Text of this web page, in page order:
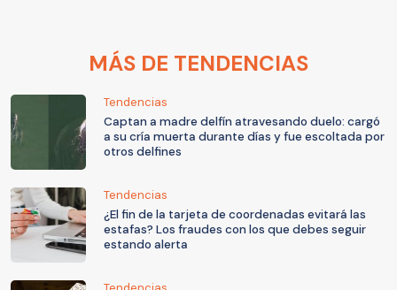
MÁS DE TENDENCIAS
Tendencias
Captan a madre delfín atravesando duelo: cargó
a su cría muerta durante días y fue escoltada por
otros delfines
Tendencias
¿El fin de la tarjeta de coordenadas evitará las
estafas? Los fraudes con los que debes seguir
estando alerta